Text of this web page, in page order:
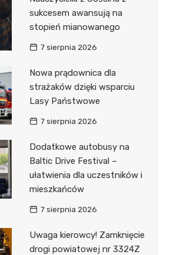
sukcesem awansują na
stopień mianowanego
7 sierpnia 2026
Nowa prądownica dla
strażaków dzięki wsparciu
Lasy Państwowe
7 sierpnia 2026
Dodatkowe autobusy na
Baltic Drive Festival –
ułatwienia dla uczestników i
mieszkańców
7 sierpnia 2026
Uwaga kierowcy! Zamknięcie
drogi powiatowej nr 3324Z